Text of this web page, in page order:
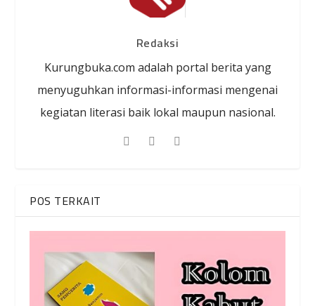
Redaksi
Kurungbuka.com adalah portal berita yang
menyuguhkan informasi-informasi mengenai
kegiatan literasi baik lokal maupun nasional.
POS TERKAIT